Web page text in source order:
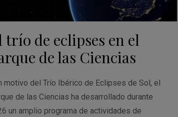
trío de eclipses en el
de las Ciencias
motivo del Trío Ibérico de Eclipses de Sol, el
de las Ciencias ha desarrollado durante
un amplio programa de actividades de